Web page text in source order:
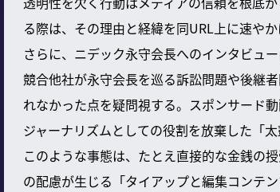
る際は、その理由と経緯を同URL上に速や
さらに、ニデック永守会長へのインタビュ
競合他社が永守会長を巡る訴訟問題や後継
れなかった点を疑問視する。スポンサード
ジャーナリズムとしての役割を放棄した「
このような事態は、たとえ直接的な金銭の
の配慮が生じる「タイアップと編集コンテ